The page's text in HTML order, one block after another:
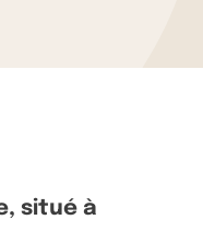
situé à